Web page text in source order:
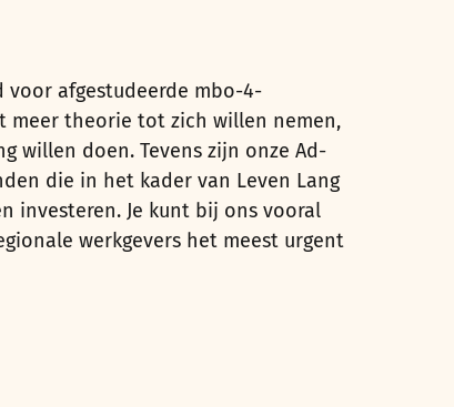
voor afgestudeerde mbo-4-
meer theorie tot zich willen nemen,
willen doen. Tevens zijn onze Ad-
die in het kader van Leven Lang
investeren. Je kunt bij ons vooral
werkgevers het meest urgent